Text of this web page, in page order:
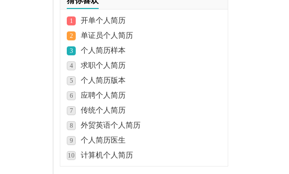
1 开单个人简历
2 单证员个人简历
3 个人简历样本
4 求职个人简历
5 个人简历版本
6 应聘个人简历
7 传统个人简历
8 外贸英语个人简历
9 个人简历医生
10 计算机个人简历